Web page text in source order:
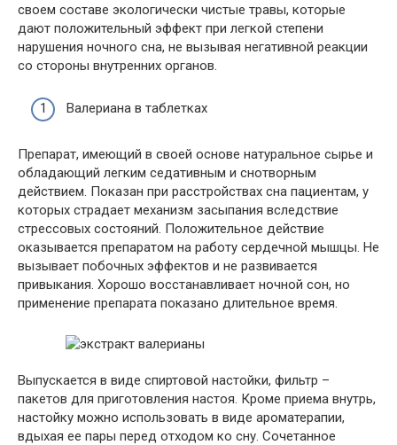
своем составе экологически чистые травы, которые
дают положительный эффект при легкой степени
нарушения ночного сна, не вызывая негативной реакции
со стороны внутренних органов.
Валериана в таблетках
Препарат, имеющий в своей основе натуральное сырье и
обладающий легким седативным и снотворным
действием. Показан при расстройствах сна пациентам, у
которых страдает механизм засыпания вследствие
стрессовых состояний. Положительное действие
оказывается препаратом на работу сердечной мышцы. Не
вызывает побочных эффектов и не развивается
привыкания. Хорошо восстанавливает ночной сон, но
применение препарата показано длительное время.
Выпускается в виде спиртовой настойки, фильтр –
пакетов для приготовления настоя. Кроме приема внутрь,
настойку можно использовать в виде ароматерапии,
вдыхая ее пары перед отходом ко сну. Сочетанное